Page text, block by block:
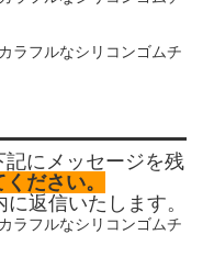
にメッセージを残
ださい。
返信いたします。